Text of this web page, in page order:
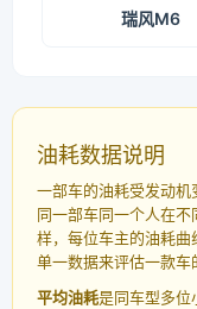
瑞风M6
油耗数据说明
一部车的油耗受发动机
同一部车同一个人在
样，每位车主的油耗
单一数据来评估一款车
平均油耗是同车型多位